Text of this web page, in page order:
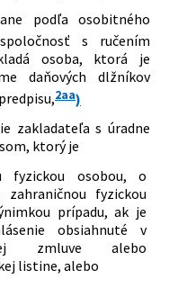
podľa osobitného
s ručením
osoba, ktorá je
daňových dlžníkov
2aa)
zakladateľa s úradne
ktorý je
fyzickou osobou, o
fyzickou
prípadu, ak je
obsiahnuté v
zmluve alebo
listine, alebo